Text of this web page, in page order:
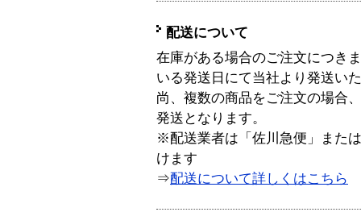
配送について
在庫がある場合のご注文につき
いる発送日にて当社より発送い
尚、複数の商品をご注文の場合
発送となります。
※配送業者は「佐川急便」また
けます
⇒配送について詳しくはこちら